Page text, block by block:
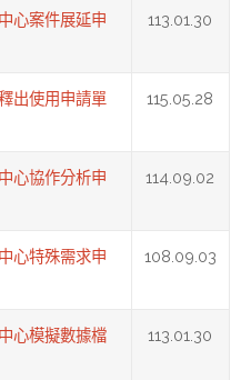
心案件展延申
113.01.30
出使用申請單
115.05.28
心協作分析申
114.09.02
心特殊需求申
108.09.03
心模擬數據檔
113.01.30